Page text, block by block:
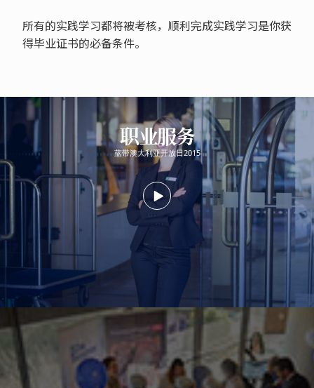
所有的实践学习都将被考核，顺利完成实践学习是你获
得毕业证书的必备条件。
职业服务
蓝带澳大利亚开放日2015